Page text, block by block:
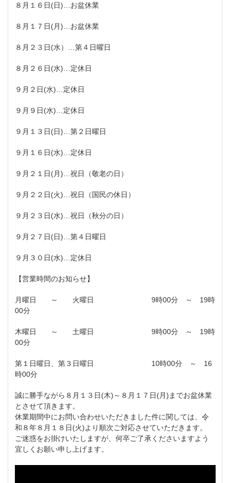
８月１６日(日)…お盆休業
８月１７日(月)…お盆休業
８月２３日(水）…第４日曜日
８月２６日(水)…定休日
９月２日(水)…定休日
９月９日(水)…定休日
９月１３日(日)…第２日曜日
９月１６日(水)…定休日
９月２１日(月)…祝日（敬老の日）
９月２２日(火)…祝日（国民の休日）
９月２３日(水)…祝日（秋分の日）
９月２７日(日)…第４日曜日
９月３０日(水)…定休日
【営業時間のお知らせ】
月曜日 ～ 火曜日 9時00分 ～ 19時
00分
木曜日 ～ 土曜日 9時00分 ～ 19時
00分
第１日曜日、第３日曜日 10時00分 ～ 16
時00分
誠に勝手ながら８月１３日(木)～８月１７日(月)までお盆休業
とさせて頂きます。
休業期間中にお問い合わせいただきました件に関しては、令
和８年８月１８日(火)より順次ご対応させていただきます。
ご迷惑をお掛けいたしますが、何卒ご了承くださいますよう
宜しくお願い申し上げます。